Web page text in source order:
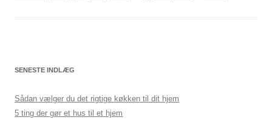
SENESTE INDLÆG
Sådan vælger du det rigtige køkken til dit hjem
5 ting der gør et hus til et hjem